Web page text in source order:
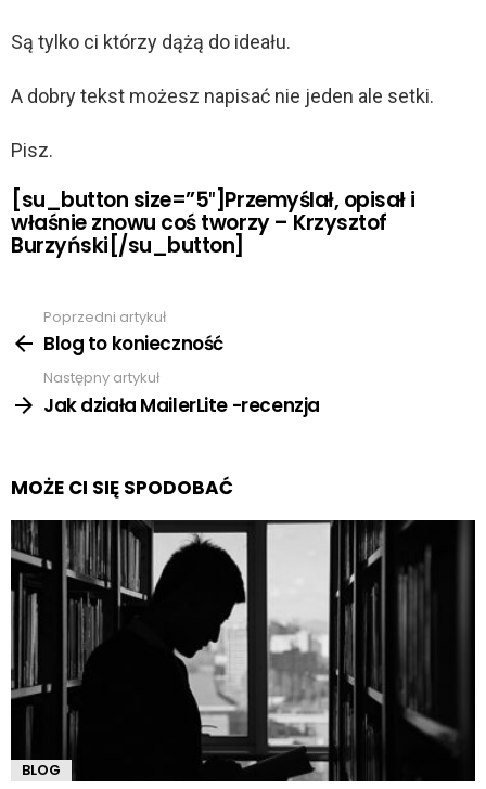
Są tylko ci którzy dążą do ideału.
A dobry tekst możesz napisać nie jeden ale setki.
Pisz.
[su_button size=”5″]Przemyślał, opisał i
właśnie znowu coś tworzy – Krzysztof
Burzyński[/su_button]
Zobacz
więcej
Poprzedni artykuł
Blog to konieczność
Następny artykuł
Jak działa MailerLite -recenzja
MOŻE CI SIĘ SPODOBAĆ
BLOG